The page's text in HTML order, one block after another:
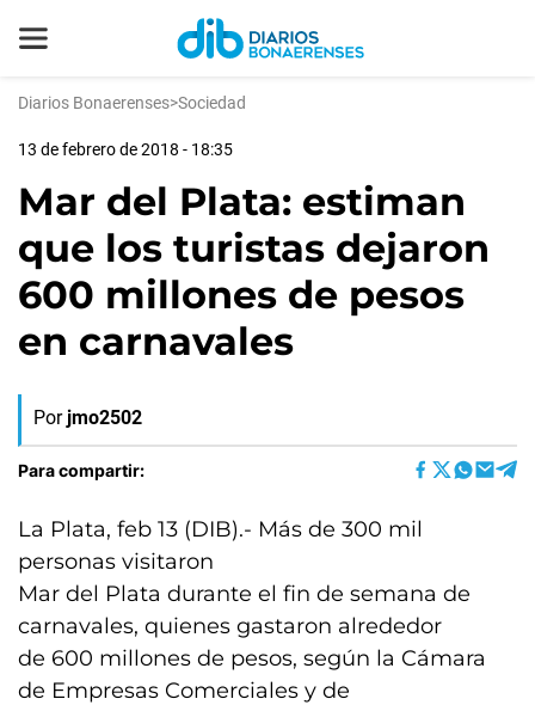
Diarios Bonaerenses>Sociedad
13 de febrero de 2018 - 18:35
Mar del Plata: estiman
que los turistas dejaron
600 millones de pesos
en carnavales
Por jmo2502
Para compartir:
La Plata, feb 13 (DIB).- Más de 300 mil
personas visitaron
Mar del Plata durante el fin de semana de
carnavales, quienes gastaron alrededor
de 600 millones de pesos, según la Cámara
de Empresas Comerciales y de